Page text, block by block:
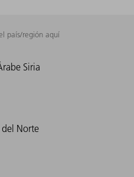
país/región aquí